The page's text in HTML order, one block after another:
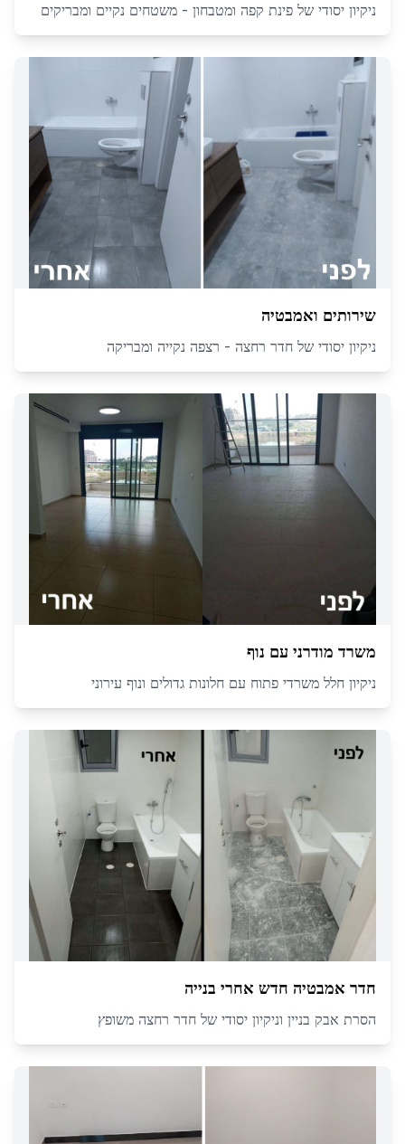
ניקיון יסודי של פינת קפה ומטבחון - משטחים נקיים ומבריקים
שירותים ואמבטיה
ניקיון יסודי של חדר רחצה - רצפה נקייה ומבריקה
משרד מודרני עם נוף
ניקיון חלל משרדי פתוח עם חלונות גדולים ונוף עירוני
חדר אמבטיה חדש אחרי בנייה
הסרת אבק בניין וניקיון יסודי של חדר רחצה משופץ